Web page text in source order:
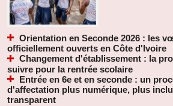
Orientation en Seconde 2026 : les
officiellement ouverts en Côte d'Ivoire
Changement d'établissement : la
suivre pour la rentrée scolaire
Entrée en 6e et en seconde : un
d'affectation plus numérique, plus
transparent